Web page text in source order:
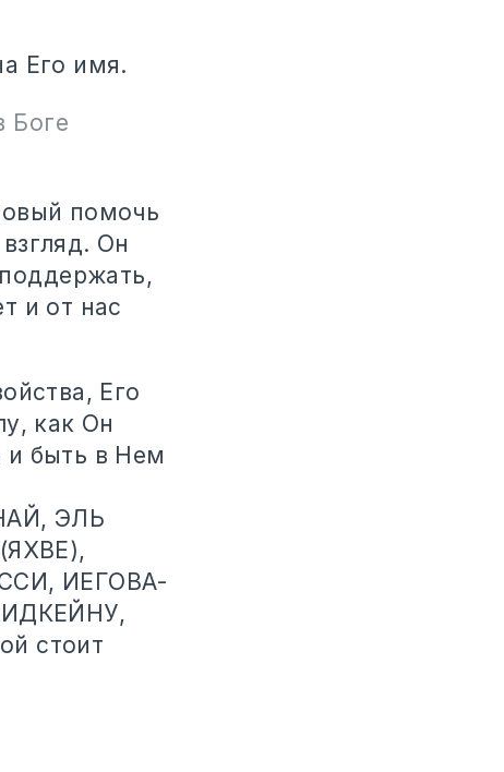
Его имя.
Боге
помочь
Он
и от нас
Его
как Он
и быть в Нем
ЭЛЬ
ИЕГОВА-
стоит